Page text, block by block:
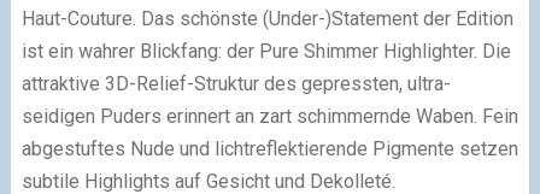
Haut-Couture. Das schönste (Under-)Statement der Edition
ist ein wahrer Blickfang: der Pure Shimmer Highlighter. Die
attraktive 3D-Relief-Struktur des gepressten, ultra-
seidigen Puders erinnert an zart schimmernde Waben. Fein
abgestuftes Nude und lichtreflektierende Pigmente setzen
subtile Highlights auf Gesicht und Dekolleté.